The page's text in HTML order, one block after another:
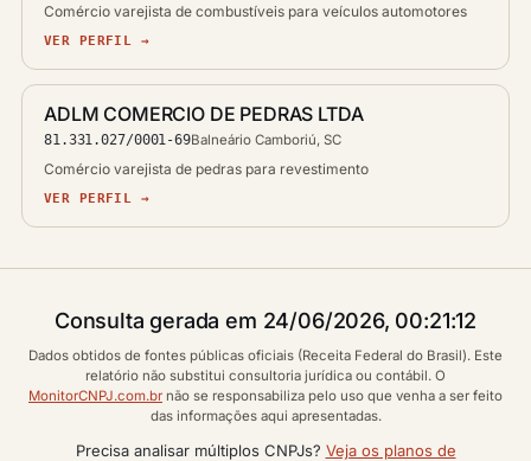
Comércio varejista de combustíveis para veículos automotores
VER PERFIL →
ADLM COMERCIO DE PEDRAS LTDA
81.331.027/0001-69Balneário Camboriú, SC
Comércio varejista de pedras para revestimento
VER PERFIL →
Consulta gerada em 24/06/2026, 00:21:12
Dados obtidos de fontes públicas oficiais (Receita Federal do Brasil). Este
relatório não substitui consultoria jurídica ou contábil. O
MonitorCNPJ.com.br não se responsabiliza pelo uso que venha a ser feito
das informações aqui apresentadas.
Precisa analisar múltiplos CNPJs? Veja os planos de